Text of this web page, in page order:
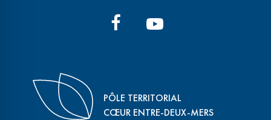
PÔLE TERRITORIAL
CŒUR ENTRE-DEUX-MERS